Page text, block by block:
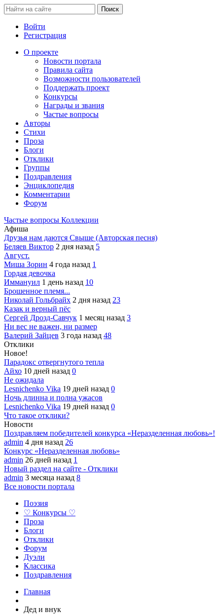
Войти
Регистрация
О проекте
Новости портала
Правила сайта
Возможности пользователей
Поддержать проект
Конкурсы
Награды и звания
Частые вопросы
Авторы
Стихи
Проза
Блоги
Отклики
Группы
Поздравления
Энциклопедия
Комментарии
Форум
Частые вопросы Коллекции
Афиша
Друзья нам даются Свыше (Авторская песня)
Беляев Виктор 2 дня назад 5
Август.
Миша Зорин 4 года назад 1
Гордая девочка
Иммануил 1 день назад 10
Брошенное племя...
Николай Гольбрайх 2 дня назад 23
Казак и верный пёс
Сергей Дрозд-Савчук 1 месяц назад 3
Ни вес не важен, ни размер
Валерий Зайцев 3 года назад 48
Отклики
Новое!
Парадокс отвергнутого тепла
Айхо 10 дней назад 0
Не ожидала
Lesnichenko Vika 19 дней назад 0
Ночь длинна и полна ужасов
Lesnichenko Vika 19 дней назад 0
Что такое отклики?
Новости
Поздравляем победителей конкурса «Неразделенная любовь»!
admin 4 дня назад 26
Конкурс «Неразделенная любовь»
admin 26 дней назад 1
Новый раздел на сайте - Отклики
admin 3 месяца назад 8
Все новости портала
Поэзия
♡ Конкурсы ♡
Проза
Блоги
Отклики
Форум
Дуэли
Классика
Поздравления
Главная
Дед и внук